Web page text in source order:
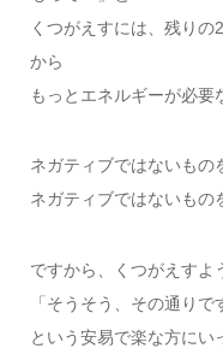
くつがえすには、残り
から
もっとエネルギーが必要
ネガティブではないもの
ネガティブではないもの
ですから、くつがえすよ
「そうそう、その通り
という安易で楽な方にい